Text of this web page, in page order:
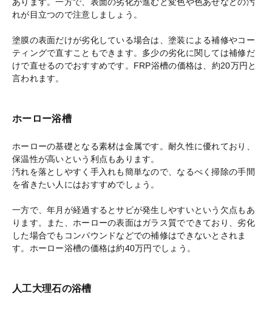
れが目立つので注意しましょう。
塗膜の表面だけが劣化している場合は、塗装による補修やコー
ティングで直すこともできます。多少の劣化に関しては補修だ
けで直せるのでおすすめです。FRP浴槽の価格は、約20万円と
言われます。
ホーロー浴槽
ホーローの基礎となる素材は金属です。耐久性に優れており、
保温性が高いという利点もあります。
汚れを落としやすく手入れも簡単なので、なるべく掃除の手間
を省きたい人にはおすすめでしょう。
一方で、年月が経過するとサビが発生しやすいという欠点もあ
ります。また、ホーローの表面はガラス質でできており、劣化
した場合でもコンパウンドなどでの補修はできないとされま
す。ホーロー浴槽の価格は約40万円でしょう。
人工大理石の浴槽